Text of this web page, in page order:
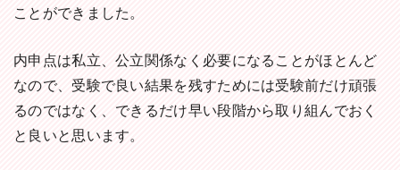
ことができました。
内申点は私立、公立関係なく必要になることがほとんど
なので、受験で良い結果を残すためには受験前だけ頑張
るのではなく、できるだけ早い段階から取り組んでおく
と良いと思います。